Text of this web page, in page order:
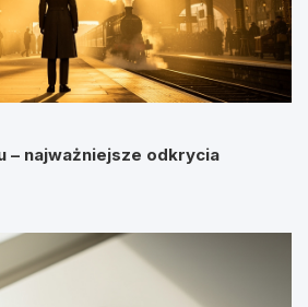
– najważniejsze odkrycia